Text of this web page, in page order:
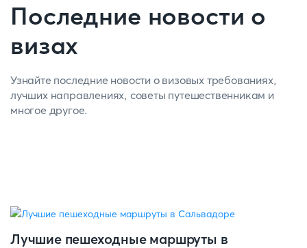
Последние новости о
визах
Узнайте последние новости о визовых требованиях,
лучших направлениях, советы путешественникам и
многое другое.
Лучшие пешеходные маршруты в